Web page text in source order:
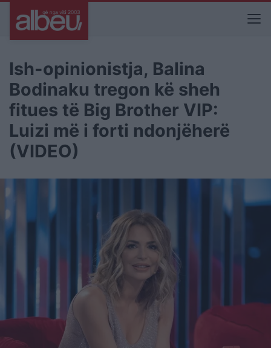
Ish-opinionistja, Balina
Bodinaku tregon kë sheh
fitues të Big Brother VIP:
Luizi më i forti ndonjëherë
(VIDEO)